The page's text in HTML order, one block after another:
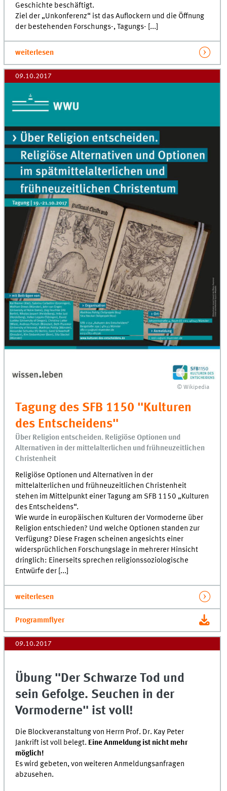
Geschichte beschäftigt.
Ziel der „Unkonferenz“ ist das Auflockern und die Öffnung
der bestehenden Forschungs-, Tagungs- [...]
weiterlesen
09.10.2017
© Wikipedia
Tagung des SFB 1150 "Kulturen
des Entscheidens"
Über Religion entscheiden. Religiöse Optionen und
Alternativen in der mittelalterlichen und frühneuzeitlichen
Christenheit
Religiöse Optionen und Alternativen in der
mittelalterlichen und frühneuzeitlichen Christenheit
stehen im Mittelpunkt einer Tagung am SFB 1150 „Kulturen
des Entscheidens“.
Wie wurde in europäischen Kulturen der Vormoderne über
Religion entschieden? Und welche Optionen standen zur
Verfügung? Diese Fragen scheinen angesichts einer
widersprüchlichen Forschungslage in mehrerer Hinsicht
dringlich: Einerseits sprechen religionssoziologische
Entwürfe der [...]
weiterlesen
Programmflyer
09.10.2017
Übung "Der Schwarze Tod und
sein Gefolge. Seuchen in der
Vormoderne" ist voll!
Die Blockveranstaltung von Herrn Prof. Dr. Kay Peter
Jankrift ist voll belegt. Eine Anmeldung ist nicht mehr
möglich!
Es wird gebeten, von weiteren Anmeldungsanfragen
abzusehen.